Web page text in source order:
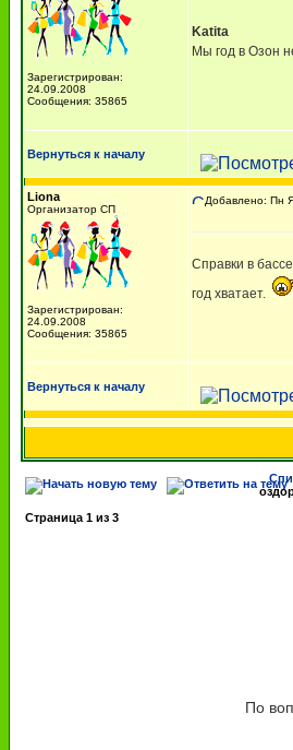
Зарегистрирован:
24.09.2008
Сообщения: 35865
Katita
Мы год в Озон
Вернуться к началу
Liona
Организатор СП
Зарегистрирован:
24.09.2008
Сообщения: 35865
Добавлено: Пн
Справки в
год хватает.
Вернуться к началу
Страница 1 из 3
По